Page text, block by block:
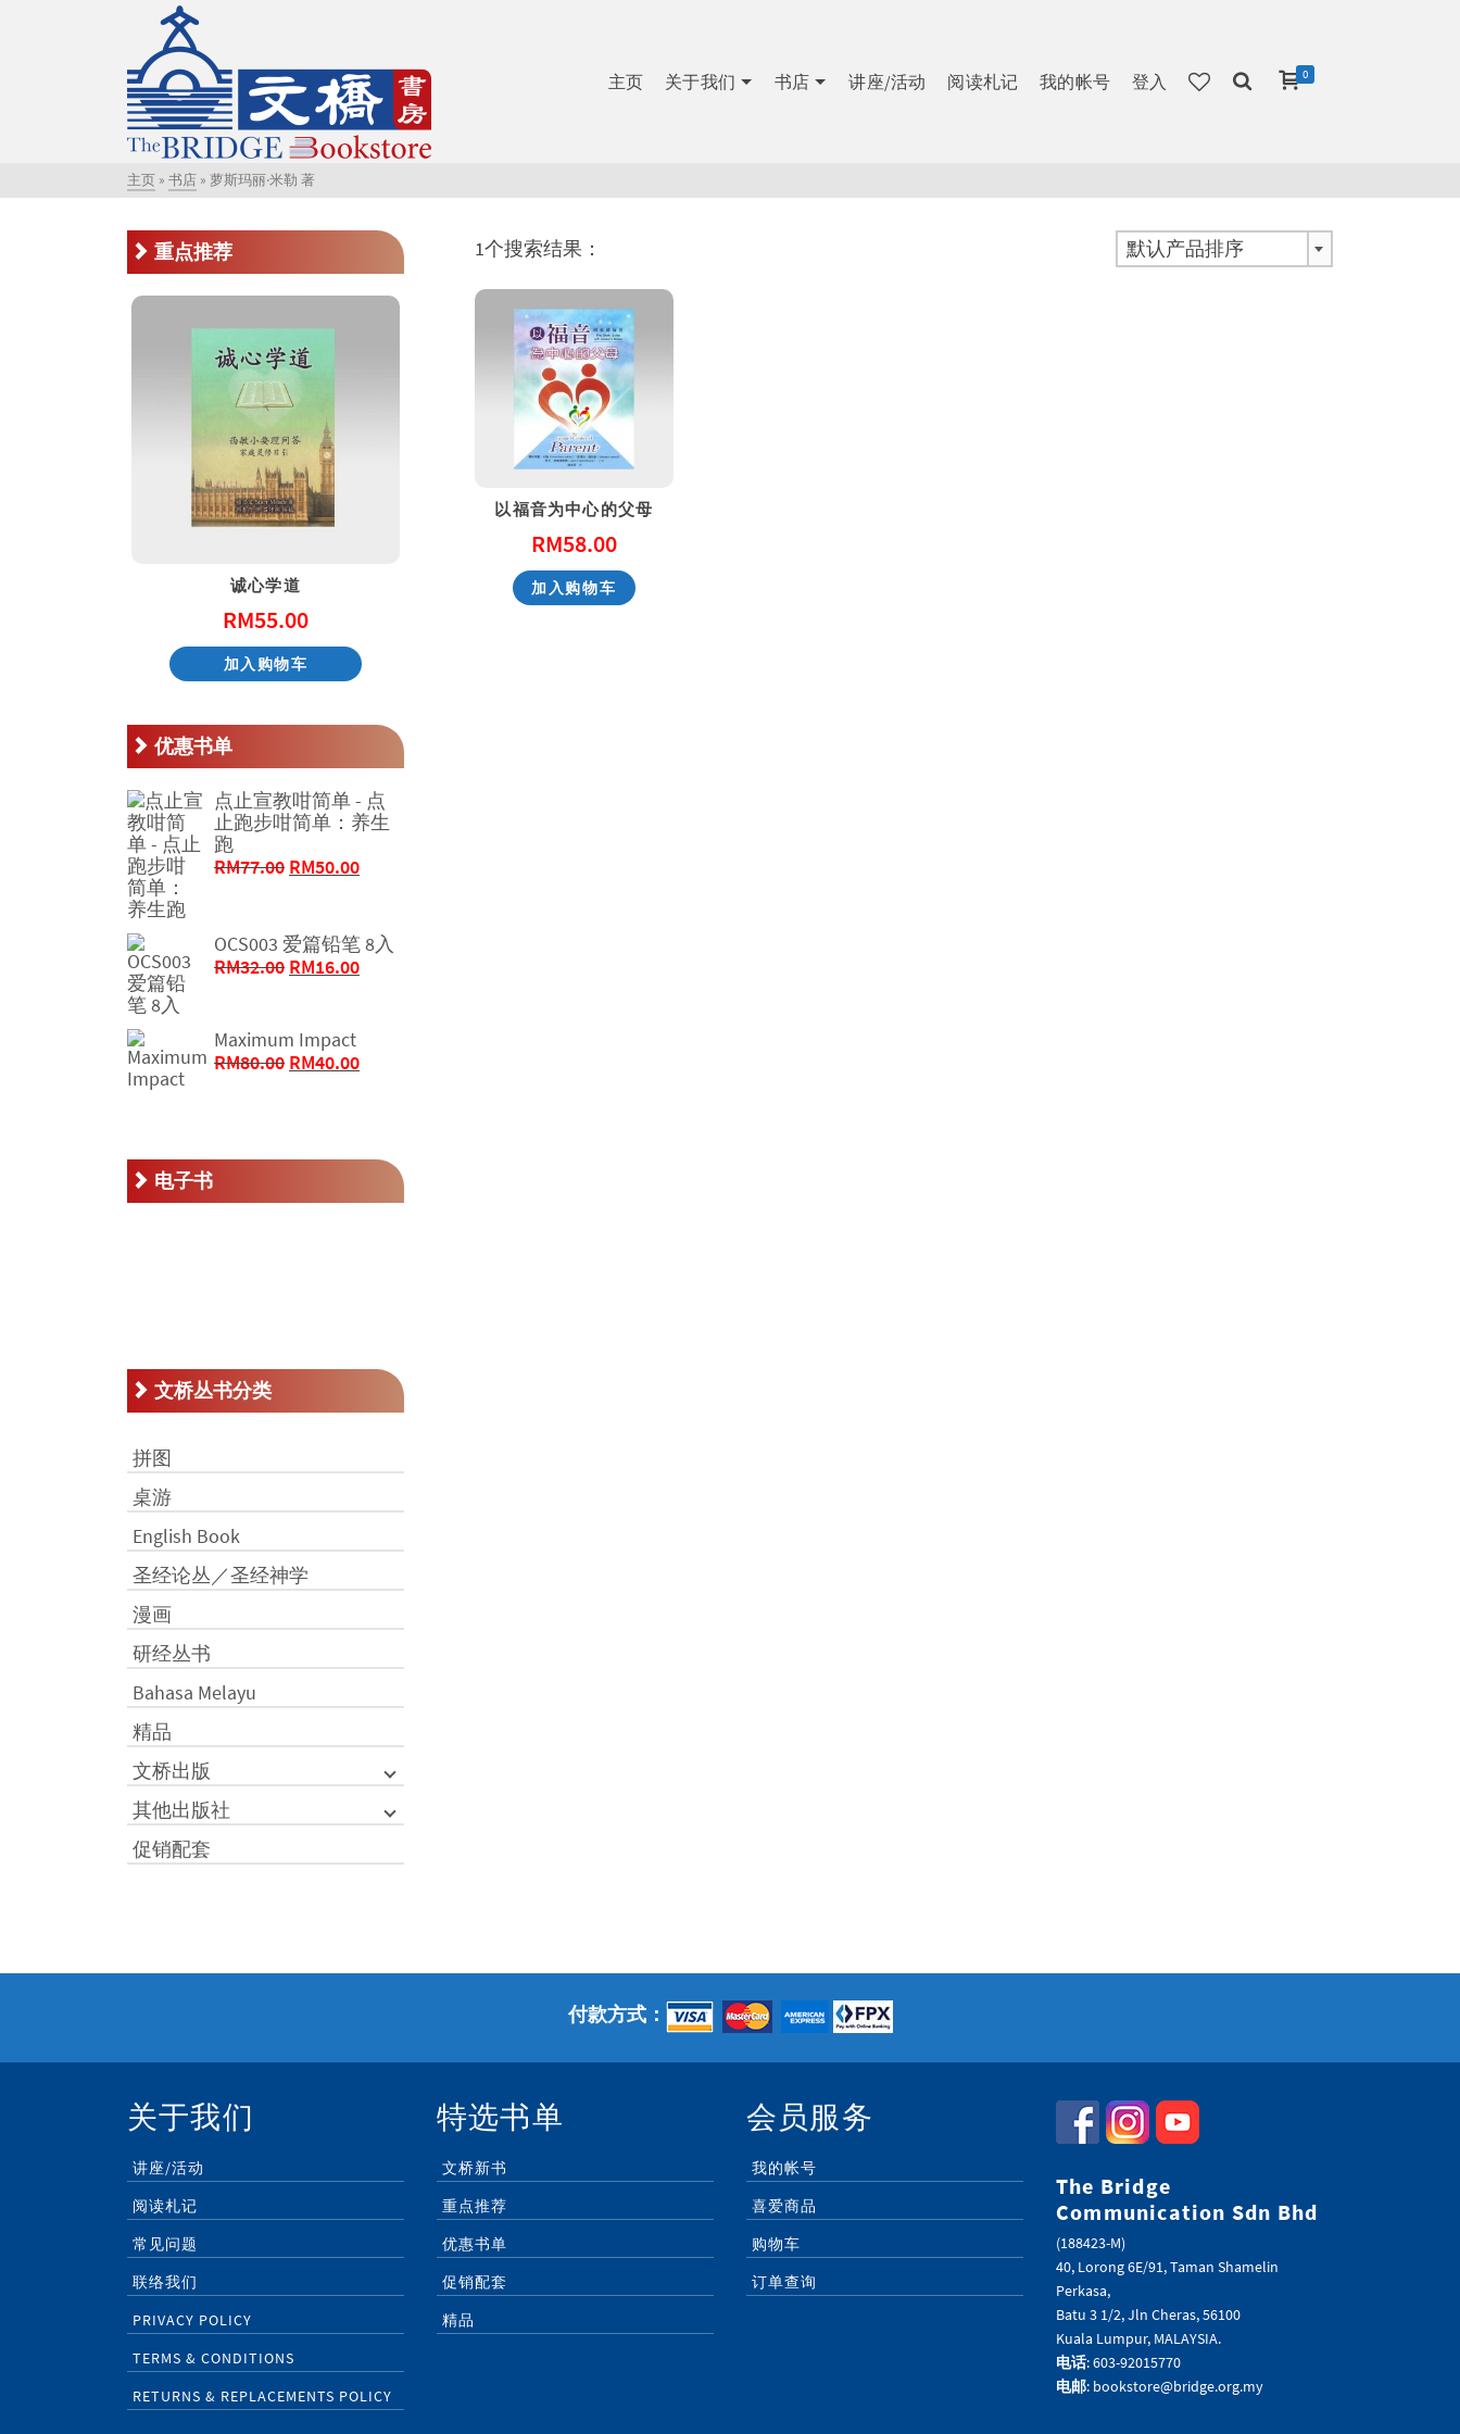
主页 关于我们 书店 讲座/活动 阅读札记 我的帐号 登入 0
主页 » 书店 » 萝斯玛丽‧米勒 著
1个搜索结果： 默认产品排序
以福音为中心的父母
RM58.00
加入购物车
重点推荐
诚心学道
RM55.00
加入购物车
优惠书单
点止宣教咁简单 - 点
止跑步咁简单：养生
跑
RM77.00 原
RM77.00。
RM50.00当
格
为：
OCS003 爱篇铅笔 8入
RM32.00 原
RM32.00。
RM16.00当
为：
Maximum Impact
RM80.00 原
RM40.00当
为：
RM40.00。
电子书
文桥丛书分类
拼图
桌游
English Book
圣经论丛／圣经神学
漫画
研经丛书
Bahasa Melayu
精品
文桥出版
其他出版社
促销配套
付款方式：
关于我们
讲座/活动
阅读札记
常见问题
联络我们
PRIVACY POLICY
TERMS & CONDITIONS
RETURNS & REPLACEMENTS POLICY
特选书单
文桥新书
重点推荐
优惠书单
促销配套
精品
会员服务
我的帐号
喜爱商品
购物车
订单查询
The Bridge
Communication Sdn Bhd
(188423-M)
40, Lorong 6E/91, Taman Shamelin
Perkasa,
Batu 3 1/2, Jln Cheras, 56100
Kuala Lumpur, MALAYSIA.
电话: 603-92015770
电邮: bookstore@bridge.org.my